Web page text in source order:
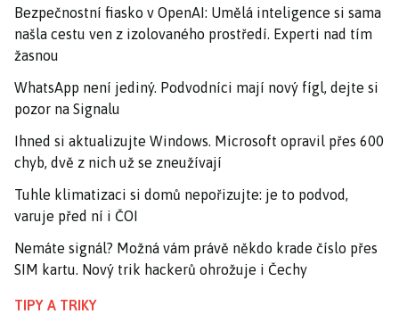
Bezpečnostní fiasko v OpenAI: Umělá inteligence si sama
našla cestu ven z izolovaného prostředí. Experti nad tím
žasnou
WhatsApp není jediný. Podvodníci mají nový fígl, dejte si
pozor na Signalu
Ihned si aktualizujte Windows. Microsoft opravil přes 600
chyb, dvě z nich už se zneužívají
Tuhle klimatizaci si domů nepořizujte: je to podvod,
varuje před ní i ČOI
Nemáte signál? Možná vám právě někdo krade číslo přes
SIM kartu. Nový trik hackerů ohrožuje i Čechy
TIPY A TRIKY